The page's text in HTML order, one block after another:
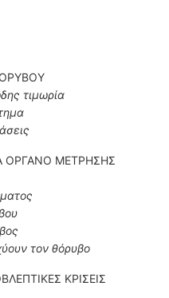
τιμωρία
ΟΡΓΑΝΟ ΜΕΤΡΗΣΗΣ
τον θόρυβο
ΚΡΙΣΕΙΣ